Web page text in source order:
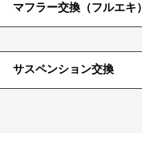
マフラー交換（フルエキ）
サスペンション交換